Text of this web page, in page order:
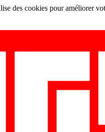
des cookies pour améliorer